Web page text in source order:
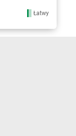
Łatwy